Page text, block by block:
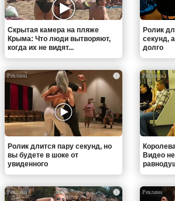
Скрытая камера на пляже
Крыма: Что люди вытворяют,
когда их не видят...
Ролик
секунд,
долго
i
Ролик длится пару секунд, но
вы будете в шоке от
увиденного
Видео
i